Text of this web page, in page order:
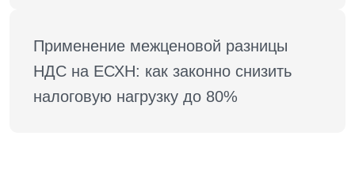
Применение межценовой разницы
НДС на ЕСХН: как законно снизить
налоговую нагрузку до 80%